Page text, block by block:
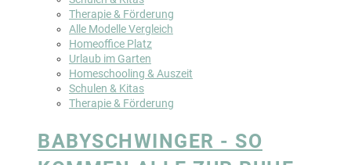
Therapie & Förderung
Alle Modelle Vergleich
Homeoffice Platz
Urlaub im Garten
Homeschooling & Auszeit
Schulen & Kitas
Therapie & Förderung
BABYSCHWINGER - SO